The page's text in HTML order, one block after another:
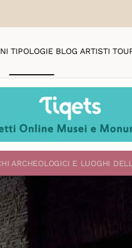
TIPOLOGIE BLOG ARTISTI
ARCHEOLOGICI E LUOGHI